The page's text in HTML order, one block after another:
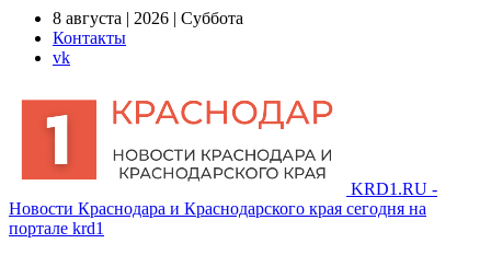
8 августа | 2026 | Суббота
Контакты
vk
KRD1.RU -
Новости Краснодара и Краснодарского края сегодня на
портале krd1